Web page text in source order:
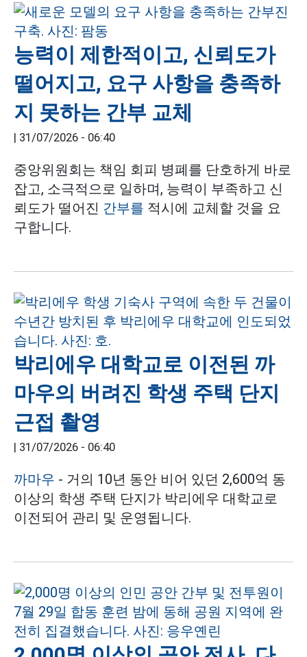
능력이 제한적이고, 신뢰도가
떨어지고, 요구 사항을 충족하
지 못하는 간부 교체
| 31/07/2026 - 06:40
중앙위원회는 책임 회피 병폐를 단호하게 바로
잡고, 소극적으로 일하며, 능력이 부족하고 신
뢰도가 떨어진 간부를 적시에 교체할 것을 요
구합니다.
박리에우 대학교로 이전된 까
마우의 버려진 학생 주택 단지
근접 촬영
| 31/07/2026 - 06:40
까마우 - 거의 10년 동안 비어 있던 2,600억 동
이상의 학생 주택 단지가 박리에우 대학교로
이전되어 관리 및 운영됩니다.